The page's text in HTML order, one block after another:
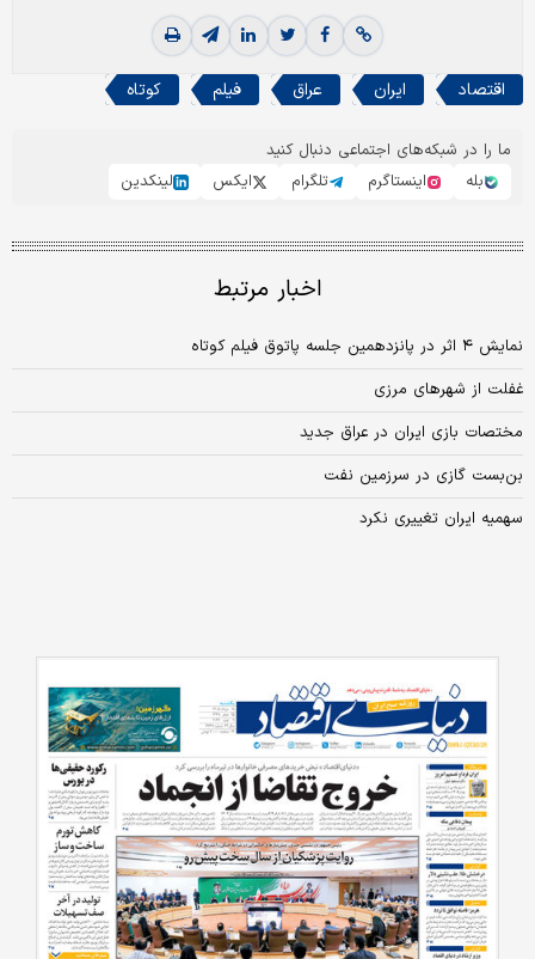
اقتصاد ایران عراق فیلم کوتاه
ما را در شبکه‌های اجتماعی دنبال کنید
بله
اینستاگرم تلگرام ایکس لینکدین
اخبار مرتبط
نمایش ۴ اثر در پانزدهمین جلسه پاتوق فیلم کوتاه
غفلت از شهرهای مرزی
مختصات بازی ایران در عراق جدید
بن‌بست‌ گازی در‌ سرزمین‌ نفت
سهمیه ایران تغییری نکرد